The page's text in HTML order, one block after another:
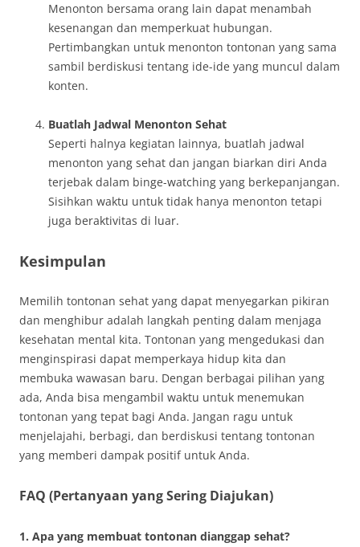
Menonton bersama orang lain dapat menambah
kesenangan dan memperkuat hubungan.
Pertimbangkan untuk menonton tontonan yang sama
sambil berdiskusi tentang ide-ide yang muncul dalam
konten.
Buatlah Jadwal Menonton Sehat
Seperti halnya kegiatan lainnya, buatlah jadwal
menonton yang sehat dan jangan biarkan diri Anda
terjebak dalam binge-watching yang berkepanjangan.
Sisihkan waktu untuk tidak hanya menonton tetapi
juga beraktivitas di luar.
Kesimpulan
Memilih tontonan sehat yang dapat menyegarkan pikiran
dan menghibur adalah langkah penting dalam menjaga
kesehatan mental kita. Tontonan yang mengedukasi dan
menginspirasi dapat memperkaya hidup kita dan
membuka wawasan baru. Dengan berbagai pilihan yang
ada, Anda bisa mengambil waktu untuk menemukan
tontonan yang tepat bagi Anda. Jangan ragu untuk
menjelajahi, berbagi, dan berdiskusi tentang tontonan
yang memberi dampak positif untuk Anda.
FAQ (Pertanyaan yang Sering Diajukan)
1. Apa yang membuat tontonan dianggap sehat?